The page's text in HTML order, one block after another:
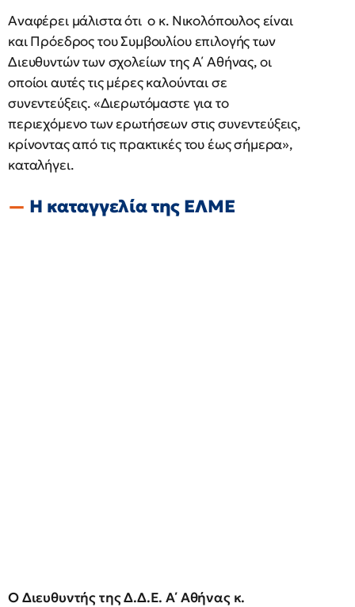
Αναφέρει μάλιστα ότι ο κ. Νικολόπουλος είναι
και Πρόεδρος του Συμβουλίου επιλογής των
Διευθυντών των σχολείων της Α΄ Αθήνας, οι
οποίοι αυτές τις μέρες καλούνται σε
συνεντεύξεις. «Διερωτόμαστε για το
περιεχόμενο των ερωτήσεων στις συνεντεύξεις,
κρίνοντας από τις πρακτικές του έως σήμερα»,
καταλήγει.
Η καταγγελία της ΕΛΜΕ
Ο Διευθυντής της Δ.Δ.Ε. Α΄ Αθήνας κ.